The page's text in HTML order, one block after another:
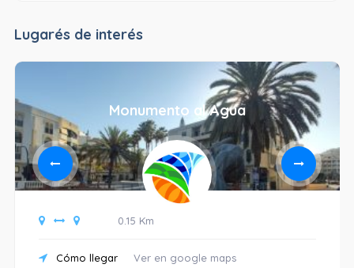
Lugarés de interés
Monumento al Agua
0.15 Km
Cómo llegar Ver en google maps